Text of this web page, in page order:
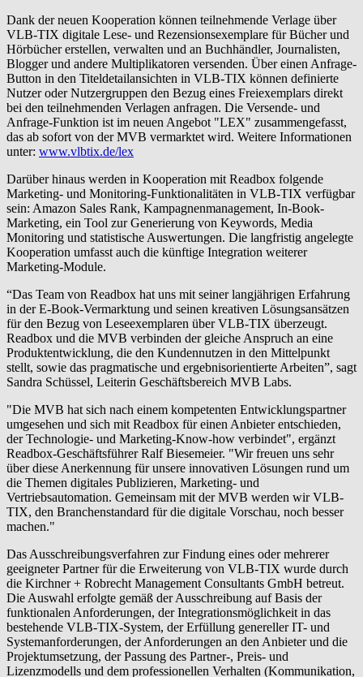
Dank der neuen Kooperation können teilnehmende Verlage über
VLB-TIX digitale Lese- und Rezensionsexemplare für Bücher und
Hörbücher erstellen, verwalten und an Buchhändler, Journalisten,
Blogger und andere Multiplikatoren versenden. Über einen Anfrage-
Button in den Titeldetailansichten in VLB-TIX können definierte
Nutzer oder Nutzergruppen den Bezug eines Freiexemplars direkt
bei den teilnehmenden Verlagen anfragen. Die Versende- und
Anfrage-Funktion ist im neuen Angebot "LEX" zusammengefasst,
das ab sofort von der MVB vermarktet wird. Weitere Informationen
unter: www.vlbtix.de/lex
Darüber hinaus werden in Kooperation mit Readbox folgende
Marketing- und Monitoring-Funktionalitäten in VLB-TIX verfügbar
sein: Amazon Sales Rank, Kampagnenmanagement, In-Book-
Marketing, ein Tool zur Generierung von Keywords, Media
Monitoring und statistische Auswertungen. Die langfristig angelegte
Kooperation umfasst auch die künftige Integration weiterer
Marketing-Module.
“Das Team von Readbox hat uns mit seiner langjährigen Erfahrung
in der E-Book-Vermarktung und seinen kreativen Lösungsansätzen
für den Bezug von Leseexemplaren über VLB-TIX überzeugt.
Readbox und die MVB verbinden der gleiche Anspruch an eine
Produktentwicklung, die den Kundennutzen in den Mittelpunkt
stellt, sowie das pragmatische und ergebnisorientierte Arbeiten”, sagt
Sandra Schüssel, Leiterin Geschäftsbereich MVB Labs.
"Die MVB hat sich nach einem kompetenten Entwicklungspartner
umgesehen und sich mit Readbox für einen Anbieter entschieden,
der Technologie- und Marketing-Know-how verbindet", ergänzt
Readbox-Geschäftsführer Ralf Biesemeier. "Wir freuen uns sehr
über diese Anerkennung für unsere innovativen Lösungen rund um
die Themen digitales Publizieren, Marketing- und
Vertriebsautomation. Gemeinsam mit der MVB werden wir VLB-
TIX, den Branchenstandard für die digitale Vorschau, noch besser
machen."
Das Ausschreibungsverfahren zur Findung eines oder mehrerer
geeigneter Partner für die Erweiterung von VLB-TIX wurde durch
die Kirchner + Robrecht Management Consultants GmbH betreut.
Die Auswahl erfolgte gemäß der Ausschreibung auf Basis der
funktionalen Anforderungen, der Integrationsmöglichkeit in das
bestehende VLB-TIX-System, der Erfüllung genereller IT- und
Systemanforderungen, der Anforderungen an den Anbieter und die
Projektumsetzung, der Passung des Partner-, Preis- und
Lizenzmodells und dem professionellen Verhalten (Kommunikation,